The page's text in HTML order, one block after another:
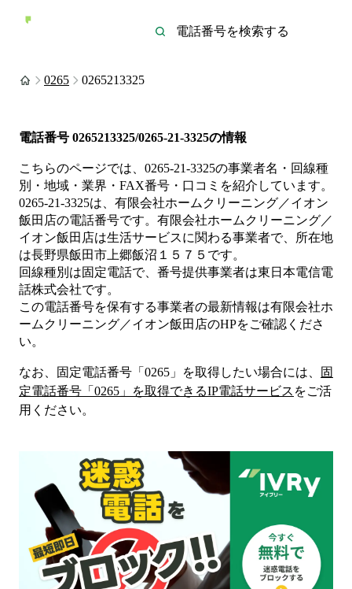
0265 0265213325
電話番号 0265213325/0265-21-3325の情報
こちらのページでは、 0265-21-3325の事業者名・回線種
別・地域・業界・FAX番号・口コミを紹介しています。
0265-21-3325は、 有限会社ホームクリーニング／イオン
飯田店の電話番号です。 有限会社ホームクリーニング／
イオン飯田店は生活サービスに関わる事業者で、所在地
は長野県飯田市上郷飯沼１５７５ です。
回線種別は固定電話で、番号提供事業者は東日本電信電
話株式会社です。
この電話番号を保有する事業者の最新情報は有限会社ホ
ームクリーニング／イオン飯田店のHPをご確認くださ
い。
なお、固定電話番号「 0265 」を取得したい場合には、
固
定電話番号「 0265 」を取得できるIP電話サービス をご活
用ください。